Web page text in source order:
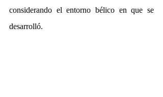
considerando el entorno bélico en que se
desarrolló.